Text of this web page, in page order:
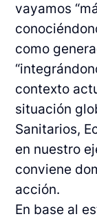
vayamos
como
contexto
situación
Sanitarios,
en nuestro
conviene
acción.
En base al